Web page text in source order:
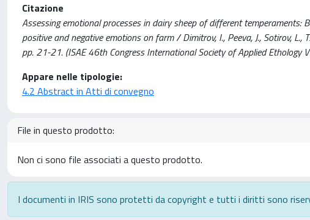
Citazione
Assessing emotional processes in dairy sheep of different temperaments:
positive and negative emotions on farm / Dimitrov, I., Peeva, J., Sotirov, L.,
pp. 21-21. (ISAE 46th Congress International Society of Applied Ethology
Appare nelle tipologie:
4.2 Abstract in Atti di convegno
File in questo prodotto:
Non ci sono file associati a questo prodotto.
I documenti in IRIS sono protetti da copyright e tutti i diritti sono